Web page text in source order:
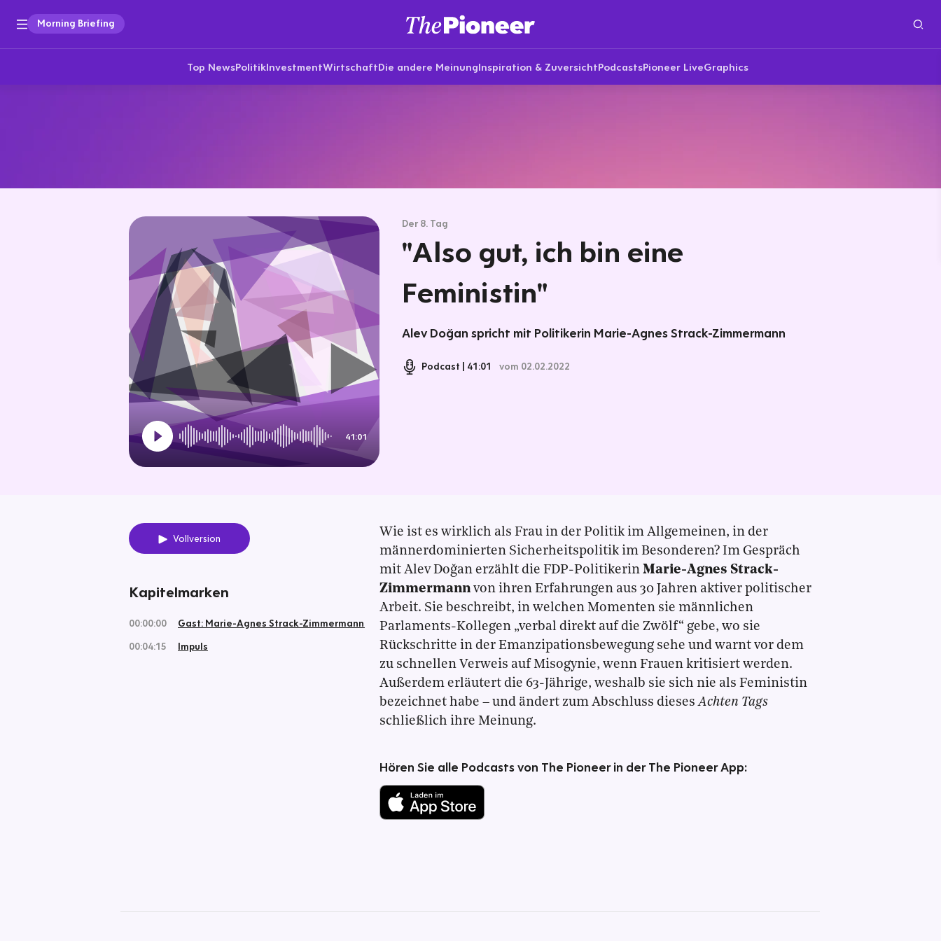
Morning Briefing
Top NewsPolitikInvestmentWirtschaftDie andere MeinungInspiration & ZuversichtPodcastsPioneer LiveGraphics
41:01
Der 8. Tag
"Also gut, ich bin eine
Feministin"
Alev Doğan spricht mit Politikerin Marie-Agnes Strack-Zimmermann
Podcast 41:01 vom 02.02.2022
Vollversion
Kapitelmarken
00:00:00
Gast: Marie-Agnes Strack-Zimmermann
00:04:15
Impuls
Wie ist es wirklich als Frau in der Politik im Allgemeinen, in der
männerdominierten Sicherheitspolitik im Besonderen? Im Gespräch
mit Alev Doğan erzählt die FDP-Politikerin Marie-Agnes Strack-
Zimmermannvon ihren Erfahrungen aus 30 Jahren aktiver politischer
Arbeit. Sie beschreibt, in welchen Momenten sie männlichen
Parlaments-Kollegen „verbal direkt auf die Zwölf“ gebe, wo sie
Rückschritte in der Emanzipationsbewegung sehe und warnt vor dem
zu schnellen Verweis auf Misogynie, wenn Frauen kritisiert werden.
Außerdem erläutert die 63-Jährige, weshalb sie sich nie als Feministin
bezeichnet habe – und ändert zum Abschluss diesesAchten Tags
schließlich ihre Meinung.
Hören Sie alle Podcasts von The Pioneer in der The Pioneer App: